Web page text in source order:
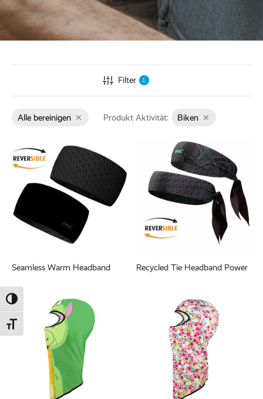
Umschalten auf hohe Kontraste
Schrift vergrößern
Filter 1
Alle bereinigen Produkt Aktivität: Biken
Seamless Warm Headband Recycled Tie Headband Power
Fleece